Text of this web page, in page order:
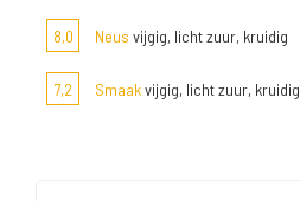
8,0 Neus vijgig, licht zuur, kruidig
7,2 Smaakvijgig, licht zuur, kruidig